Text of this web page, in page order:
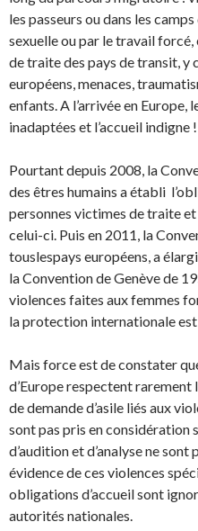
les passeurs ou dans les
sexuelle ou par le travail
de traite des pays de transit, y
européens, menaces,
enfants. A l’arrivée en Europe,
inadaptées et l’accueil indigne !
Pourtant depuis 2008, la
des êtres humains a établi
personnes victimes de traite
celui-ci. Puis en 2011, la
touslespays européens, a
la Convention de Genève de
violences faites aux femmes
la protection internationale
Mais force est de constater
d’Europe respectent
de demande d’asile liés aux
sont pas pris en considération
d’audition et d’analyse ne sont
évidence de ces violences
obligations d’accueil sont
autorités nationales.